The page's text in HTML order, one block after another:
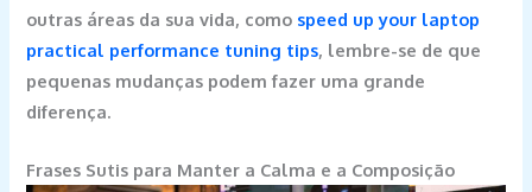
outras áreas da sua vida, como speed up your laptop
practical performance tuning tips, lembre-se de que
pequenas mudanças podem fazer uma grande
diferença.
Frases Sutis para Manter a Calma e a Composição